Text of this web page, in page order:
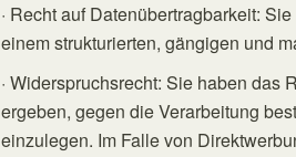
· Recht auf Datenübertragbarkeit:
einem strukturierten, gängigen und
· Widerspruchsrecht: Sie haben das
ergeben, gegen die Verarbeitung
einzulegen. Im Falle von